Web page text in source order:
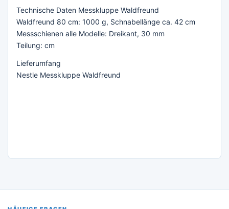
Technische Daten Messkluppe Waldfreund
Waldfreund 80 cm: 1000 g, Schnabellänge ca. 42 cm
Messschienen alle Modelle: Dreikant, 30 mm
Teilung: cm
Lieferumfang
Nestle Messkluppe Waldfreund